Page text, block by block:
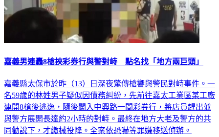
嘉義男連轟8槍挾彩券行與警對峙 點名找「地方兩巨頭」
嘉義縣太保市於昨（13）日深夜驚傳槍響與警民對峙事件。一
名59歲的林姓男子疑似因債務糾紛，先前往嘉太工業區某工廠
連開8槍後逃逸，隨後闖入中興路一間彩券行，將店員趕出並
與警方展開長達約2小時的對峙。最終在地方大老及警方的共
同勸說下，才繳械投降。全案依恐嚇等罪嫌移送偵辦。